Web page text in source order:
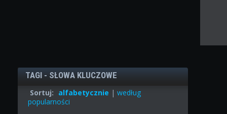
TAGI - SŁOWA KLUCZOWE
Sortuj: alfabetycznie | według
popularności